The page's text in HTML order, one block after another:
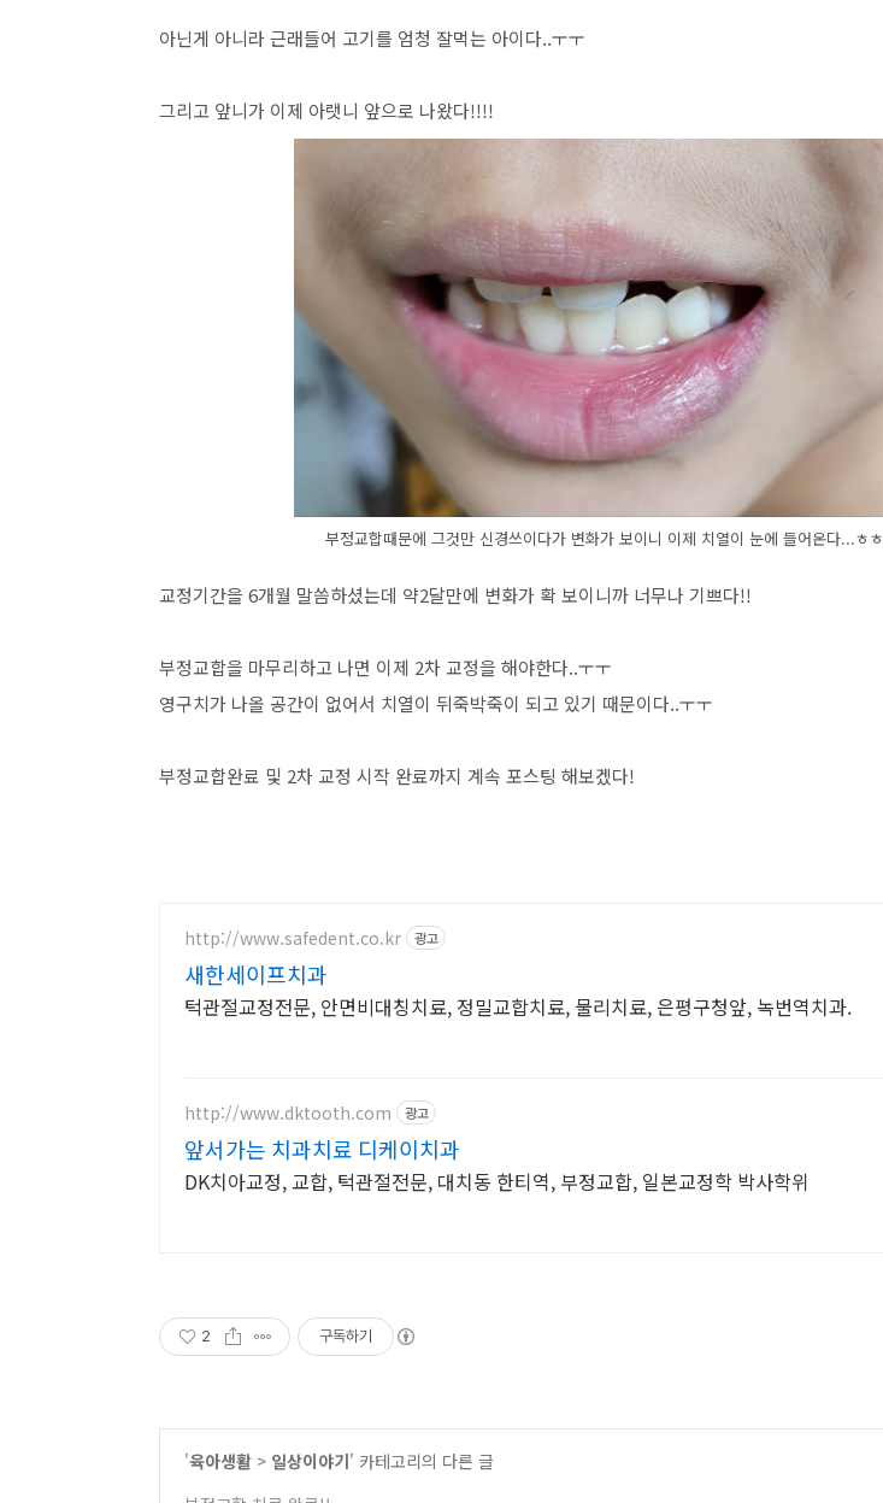
아닌게 아니라 근래들어 고기를 엄청 잘먹는 아이다..ㅜㅜ
그리고 앞니가 이제 아랫니 앞으로 나왔다!!!!
부정교합때문에 그것만 신경쓰이다가 변화가 보이니 이제 치열이 눈에 들어온다...ㅎㅎ
교정기간을 6개월 말씀하셨는데 약2달만에 변화가 확 보이니까 너무나 기쁘다!!
부정교합을 마무리하고 나면 이제 2차 교정을 해야한다..ㅜㅜ
영구치가 나올 공간이 없어서 치열이 뒤죽박죽이 되고 있기 때문이다..ㅜㅜ
부정교합완료 및 2차 교정 시작 완료까지 계속 포스팅 해보겠다!
http://www.safedent.co.kr 광고
새한세이프치과
턱관절교정전문, 안면비대칭치료, 정밀교합치료, 물리치료, 은평구청앞, 녹번역치과.
http://www.dktooth.com 광고
앞서가는 치과치료 디케이치과
DK치아교정, 교합, 턱관절전문, 대치동 한티역, 부정교합, 일본교정학 박사학위
2 구독하기
'육아생활 > 일상이야기' 카테고리의 다른 글